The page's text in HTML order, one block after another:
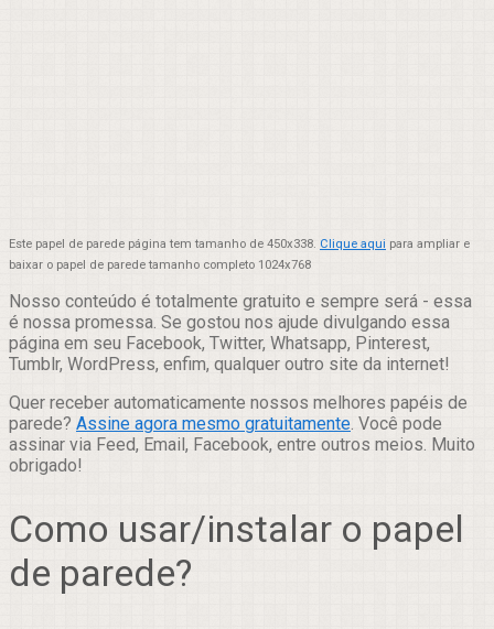
Este papel de parede página tem tamanho de 450x338. Clique aqui para ampliar e
baixar o papel de parede tamanho completo 1024x768
Nosso conteúdo é totalmente gratuito e sempre será - essa
é nossa promessa. Se gostou nos ajude divulgando essa
página em seu Facebook, Twitter, Whatsapp, Pinterest,
Tumblr, WordPress, enfim, qualquer outro site da internet!
Quer receber automaticamente nossos melhores papéis de
parede? Assine agora mesmo gratuitamente. Você pode
assinar via Feed, Email, Facebook, entre outros meios. Muito
obrigado!
Como usar/instalar o papel
de parede?